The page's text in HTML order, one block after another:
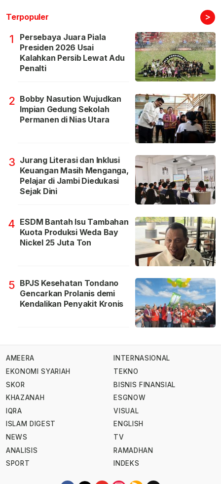
Terpopuler >
1
Persebaya Juara Piala
Presiden 2026 Usai
Kalahkan Persib Lewat Adu
Penalti
2 Bobby Nasution Wujudkan
Impian Gedung Sekolah
Permanen di Nias Utara
3 Jurang Literasi dan Inklusi
Keuangan Masih Menganga,
Pelajar di Jambi Diedukasi
Sejak Dini
4 ESDM Bantah Isu Tambahan
Kuota Produksi Weda Bay
Nickel 25 Juta Ton
5 BPJS Kesehatan Tondano
Gencarkan Prolanis demi
Kendalikan Penyakit Kronis
AMEERA
EKONOMI SYARIAH
SKOR
KHAZANAH
IQRA
ISLAM DIGEST
NEWS
ANALISIS
SPORT
INTERNASIONAL
TEKNO
BISNIS FINANSIAL
ESGNOW
VISUAL
ENGLISH
TV
RAMADHAN
INDEKS